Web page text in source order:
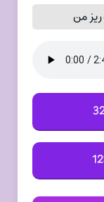
من